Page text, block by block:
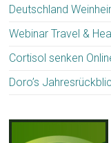
Deutschland
Webinar Travel &
Cortisol senken
Doro’s